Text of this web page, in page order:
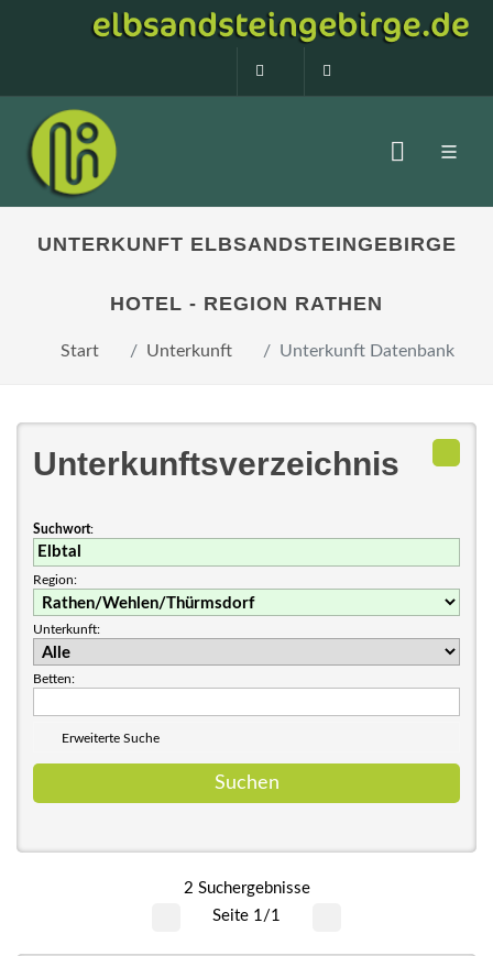
0160 99873408
UNTERKUNFT ELBSANDSTEINGEBIRGE
HOTEL - REGION RATHEN
Start Unterkunft Unterkunft Datenbank
Unterkunftsverzeichnis
Suchwort:
Region:
Unterkunft:
Betten:
Erweiterte Suche
2 Suchergebnisse
Seite 1/1